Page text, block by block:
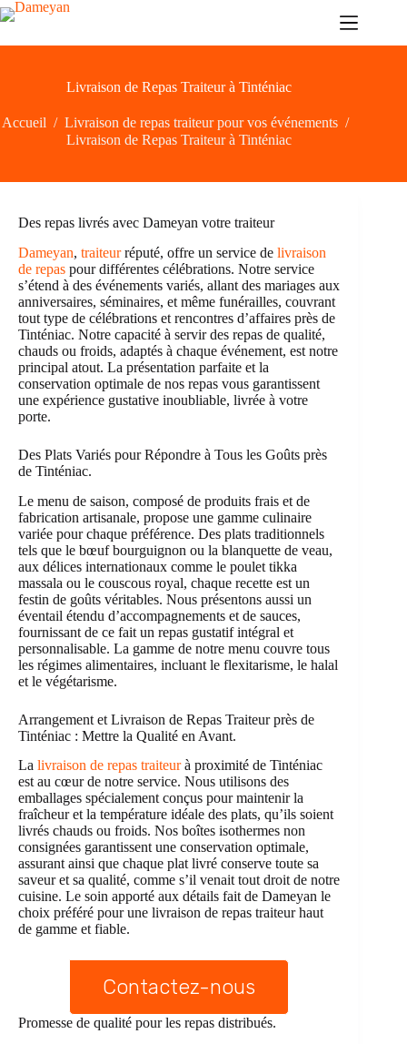
Passer
au
Livraison de Repas Traiteur à Tinténiac
Accueil / Livraison de repas traiteur pour vos événements /
Livraison de Repas Traiteur à Tinténiac
Des repas livrés avec Dameyan votre traiteur
Dameyan, traiteurréputé, offre un service de livraison
de repas pour différentes célébrations. Notre service
s’étend à des événements variés, allant des mariages aux
anniversaires, séminaires, et même funérailles, couvrant
tout type de célébrations et rencontres d’affaires près de
Tinténiac. Notre capacité à servir des repas de qualité,
chauds ou froids, adaptés à chaque événement, est notre
principal atout. La présentation parfaite et la
conservation optimale de nos repas vous garantissent
une expérience gustative inoubliable, livrée à votre
porte.
Des Plats Variés pour Répondre à Tous les Goûts près
de Tinténiac.
Le menu de saison, composé de produits frais et de
fabrication artisanale, propose une gamme culinaire
variée pour chaque préférence. Des plats traditionnels
tels que le bœuf bourguignon ou la blanquette de veau,
aux délices internationaux comme le poulet tikka
massala ou le couscous royal, chaque recette est un
festin de goûts véritables. Nous présentons aussi un
éventail étendu d’accompagnements et de sauces,
fournissant de ce fait un repas gustatif intégral et
personnalisable. La gamme de notre menu couvre tous
les régimes alimentaires, incluant le flexitarisme, le halal
et le végétarisme.
Arrangement et Livraison de Repas Traiteur près de
Tinténiac : Mettre la Qualité en Avant.
La livraison de repas traiteurà proximité de Tinténiac
est au cœur de notre service. Nous utilisons des
emballages spécialement conçus pour maintenir la
fraîcheur et la température idéale des plats, qu’ils soient
livrés chauds ou froids. Nos boîtes isothermes non
consignées garantissent une conservation optimale,
assurant ainsi que chaque plat livré conserve toute sa
saveur et sa qualité, comme s’il venait tout droit de notre
cuisine. Le soin apporté aux détails fait de Dameyan le
choix préféré pour une livraison de repas traiteur haut
de gamme et fiable.
Contactez-nous
Promesse de qualité pour les repas distribués.